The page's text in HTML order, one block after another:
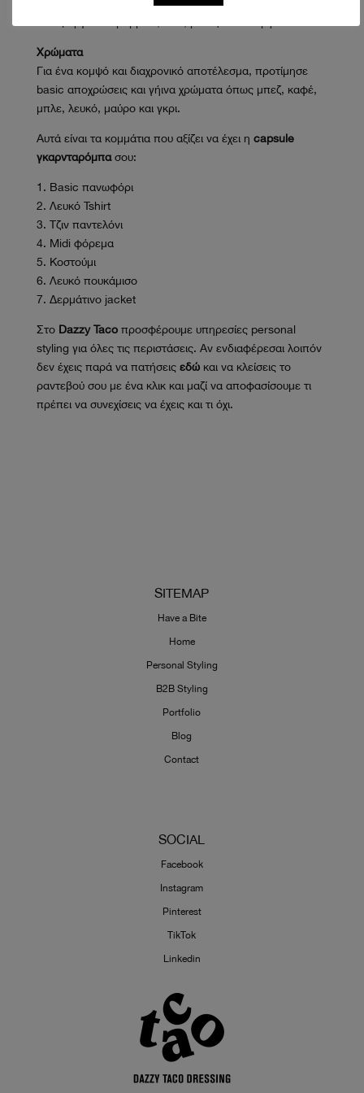
επέλεξε ανθεκτικά και υψηλής ποιότητας υφάσματα,
Χρώματα
Για ένα κομψό και διαχρονικό αποτέλεσμα, προτίμησε
basic αποχρώσεις και γήινα χρώματα όπως μπεζ, καφέ,
μπλε, λευκό, μαύρο και γκρι.
Αυτά είναι τα κομμάτια που αξίζει να έχει η capsule
γκαρνταρόμπασου:
1. Basic πανωφόρι
2. Λευκό Tshirt
3. Τζιν παντελόνι
4. Midi φόρεμα
5. Κοστούμι
6. Λευκό πουκάμισο
7. Δερμάτινο jacket
Στο Dazzy Tacoπροσφέρουμε υπηρεσίες personal
styling για όλες τις περιστάσεις. Αν ενδιαφέρεσαι λοιπόν
δεν έχεις παρά να πατήσεις εδώκαι να κλείσεις το
ραντεβού σου με ένα κλικ και μαζί να αποφασίσουμε τι
πρέπει να συνεχίσεις να έχεις και τι όχι.
SITEMAP
Have a Bite
Home
Personal Styling
B2B Styling
Portfolio
Blog
Contact
SOCIAL
Facebook
Instagram
Pinterest
TikTok
Linkedin